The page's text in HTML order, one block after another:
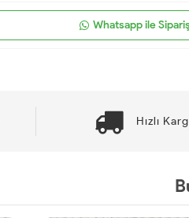
Whatsapp ile
Hızlı